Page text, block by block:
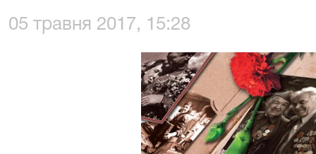
05 травня 2017, 15:28